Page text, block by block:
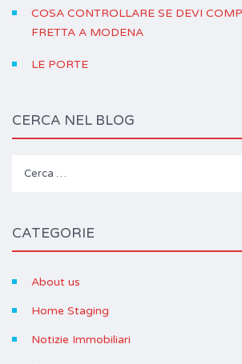
COSA CONTROLLARE SE DEVI
FRETTA A MODENA
LE PORTE
CERCA NEL BLOG
CATEGORIE
About us
Home Staging
Notizie Immobiliari